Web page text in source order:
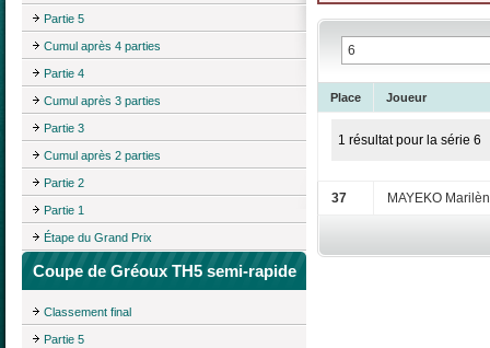
Partie 5
Cumul après 4 parties
Partie 4
Cumul après 3 parties
Partie 3
Cumul après 2 parties
Partie 2
Partie 1
Étape du Grand Prix
Coupe de Gréoux TH5 semi-rapide
Classement final
Partie 5
Place Joueur
1 résultat pour la série 6
37 MAYEKO